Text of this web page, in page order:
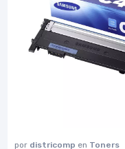
por districomp en Toners